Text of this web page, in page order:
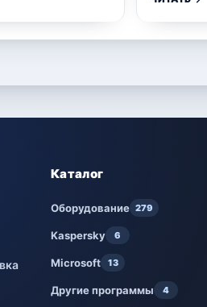
Каталог
Оборудование 279
Kaspersky 6
Microsoft 13
Другие программы 4